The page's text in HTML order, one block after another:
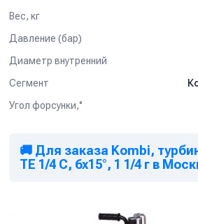
Вес, кг
Давление (бар)
Диаметр внутренний
Сегмент
Угол форсунки,°
🚚 Для заказа Kombi,
TE 1/4 C, 6x15°, 1 1/4 г в